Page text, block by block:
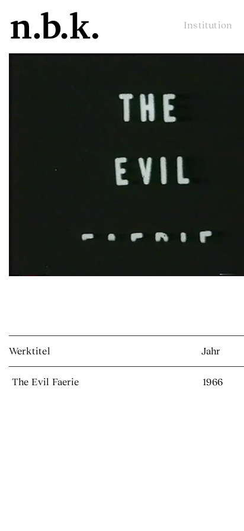
Institution
Werktitel Jahr
The Evil Faerie 1966